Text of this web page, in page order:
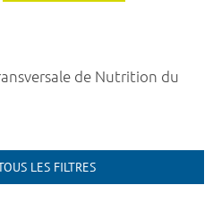
de Nutrition du
LES FILTRES